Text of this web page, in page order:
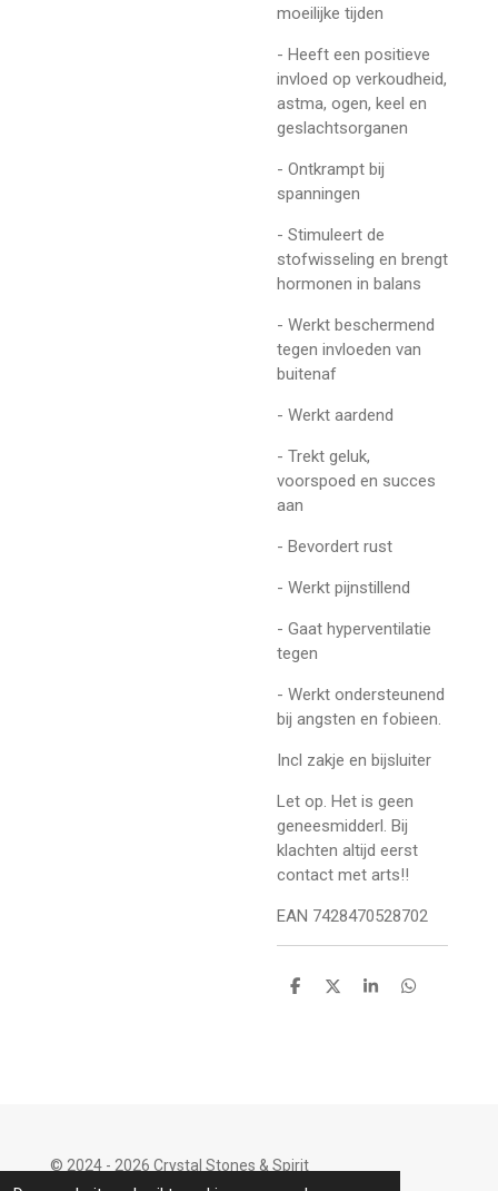
moeilijke tijden
- Heeft een positieve
invloed op verkoudheid,
astma, ogen, keel en
geslachtsorganen
- Ontkrampt bij
spanningen
- Stimuleert de
stofwisseling en brengt
hormonen in balans
- Werkt beschermend
tegen invloeden van
buitenaf
- Werkt aardend
- Trekt geluk,
voorspoed en succes
aan
- Bevordert rust
- Werkt pijnstillend
- Gaat hyperventilatie
tegen
- Werkt ondersteunend
bij angsten en fobieen.
Incl zakje en bijsluiter
Let op. Het is geen
geneesmidderl. Bij
klachten altijd eerst
contact met arts!!
EAN 7428470528702
D
D
S
D
© 2024 - 2026 Crystal Stones & Spirit